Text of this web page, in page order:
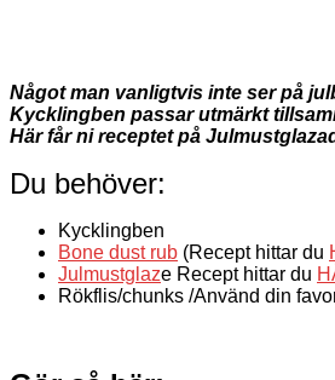
Något man vanligtvis inte ser på
Kycklingben passar utmärkt
Här får ni receptet på
Du behöver:
Kycklingben
Bone dust rub (Recept hittar du
Julmustglaze Recept hittar du
Rökflis/chunks /Använd din